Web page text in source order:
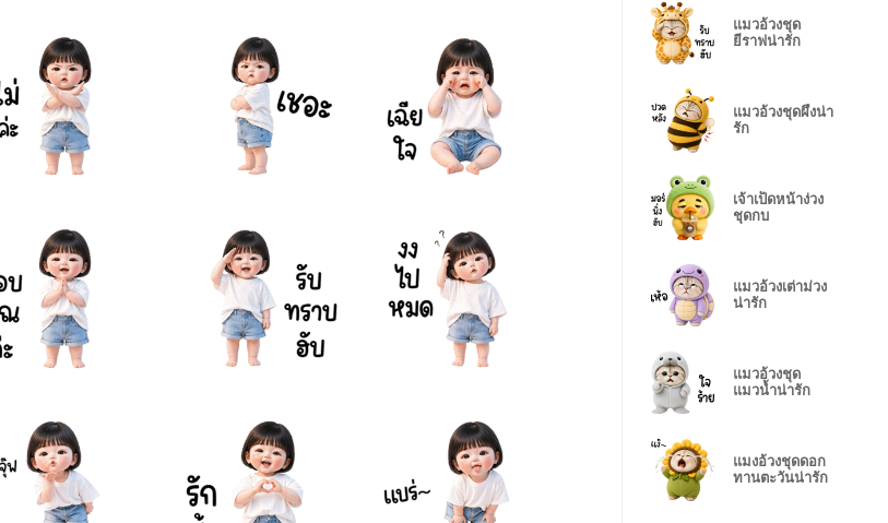
แมวอ้วงชุด
ยีราฟน่ารัก
แมวอ้วงชุดผึ้งน่า
รัก
เจ้าเป็ดหน้าง่วง
ชุดกบ
แมวอ้วงเต่าม่วง
น่ารัก
แมวอ้วงชุด
แมวน้ำน่ารัก
แมงอ้วงชุดดอก
ทานตะวันน่ารัก